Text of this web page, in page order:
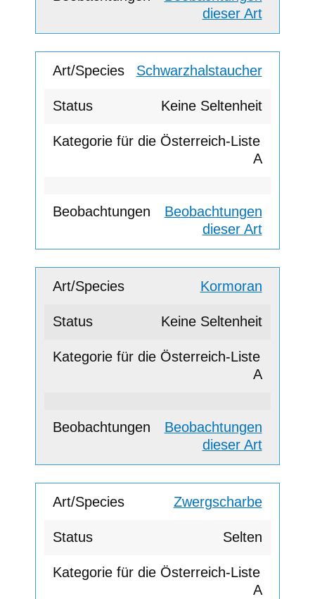
dieser Art
Schwarzhalstaucher
Keine Seltenheit
A
Beobachtungen
dieser Art
Kormoran
Keine Seltenheit
A
Beobachtungen
dieser Art
Zwergscharbe
Selten
A